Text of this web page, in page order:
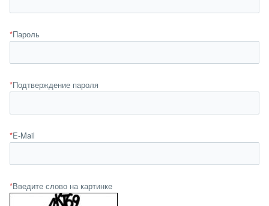
*Пароль
*Подтверждение пароля
*E-Mail
*Введите слово на картинке